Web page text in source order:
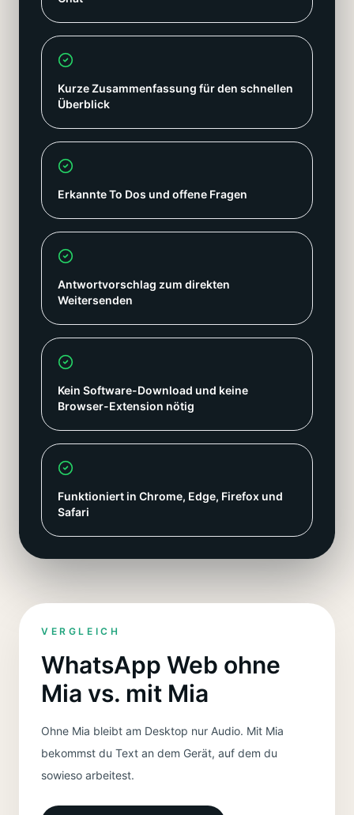
Kurze Zusammenfassung für den schnellen
Überblick
Erkannte To Dos und offene Fragen
Antwortvorschlag zum direkten
Weitersenden
Kein Software-Download und keine
Browser-Extension nötig
Funktioniert in Chrome, Edge, Firefox und
Safari
VERGLEICH
WhatsApp Web ohne
Mia vs. mit Mia
Ohne Mia bleibt am Desktop nur Audio. Mit Mia
bekommst du Text an dem Gerät, auf dem du
sowieso arbeitest.